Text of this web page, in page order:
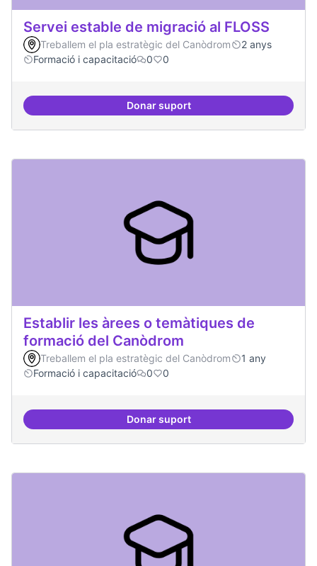
Servei estable de migració al FLOSS
Treballem el pla estratègic del Canòdrom
2 anys
Formació i capacitació
0 0
Donar suportServei estable de migració al
Establir les àrees o temàtiques de
formació del Canòdrom
Treballem el pla estratègic del Canòdrom
1 any
Formació i capacitació
0 0
Donar suportEstablir les àrees o temàtiques